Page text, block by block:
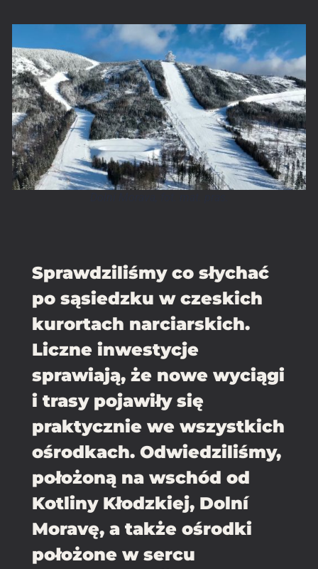
Sprawdziliśmy co słychać
po sąsiedzku w czeskich
kurortach narciarskich.
Liczne inwestycje
sprawiają, że nowe wyciągi
i trasy pojawiły się
praktycznie we wszystkich
ośrodkach. Odwiedziliśmy,
położoną na wschód od
Kotliny Kłodzkiej, Dolní
Moravę, a także ośrodki
położone w sercu